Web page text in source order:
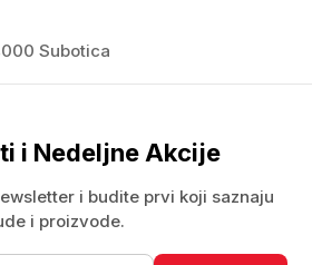
Subotica
i Nedeljne Akcije
i budite prvi koji saznaju
i proizvode.